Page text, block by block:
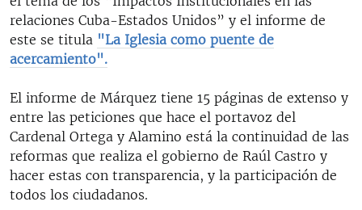
relaciones Cuba-Estados Unidos” y el informe de
este se titula "La Iglesia como puente de
acercamiento".
El informe de Márquez tiene 15 páginas de extenso y
entre las peticiones que hace el portavoz del
Cardenal Ortega y Alamino está la continuidad de las
reformas que realiza el gobierno de Raúl Castro y
hacer estas con transparencia, y la participación de
todos los ciudadanos.